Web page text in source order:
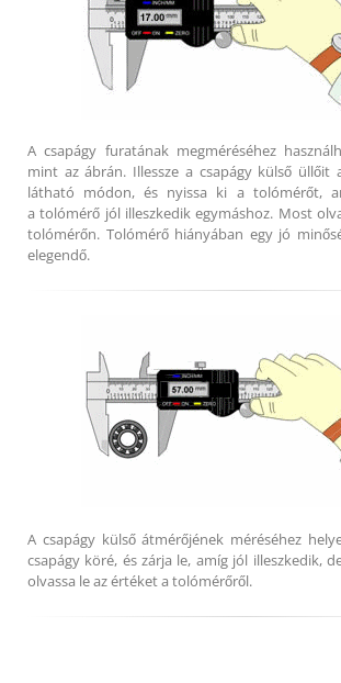
A csapágy furatának megméréséhez
mint az ábrán. Illessze a csapágy külső üllőit
látható módon, és nyissa ki a tolómérőt,
a tolómérő jól illeszkedik egymáshoz. Most
tolómérőn. Tolómérő hiányában egy jó
elegendő.
A csapágy külső átmérőjének méréséhez
csapágy köré, és zárja le, amíg jól illeszkedik,
olvassa le az értéket a tolómérőről.